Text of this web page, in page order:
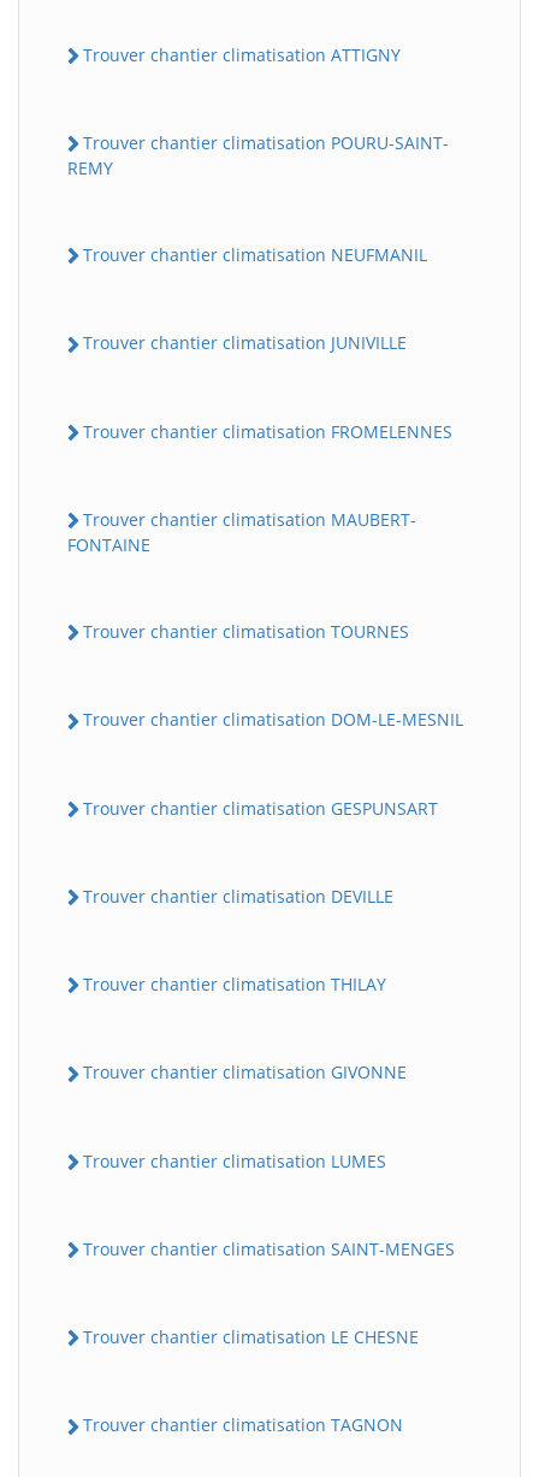
Trouver chantier climatisation ATTIGNY
Trouver chantier climatisation POURU-SAINT-
REMY
Trouver chantier climatisation NEUFMANIL
Trouver chantier climatisation JUNIVILLE
Trouver chantier climatisation FROMELENNES
Trouver chantier climatisation MAUBERT-
FONTAINE
Trouver chantier climatisation TOURNES
Trouver chantier climatisation DOM-LE-MESNIL
Trouver chantier climatisation GESPUNSART
Trouver chantier climatisation DEVILLE
Trouver chantier climatisation THILAY
Trouver chantier climatisation GIVONNE
Trouver chantier climatisation LUMES
Trouver chantier climatisation SAINT-MENGES
Trouver chantier climatisation LE CHESNE
Trouver chantier climatisation TAGNON